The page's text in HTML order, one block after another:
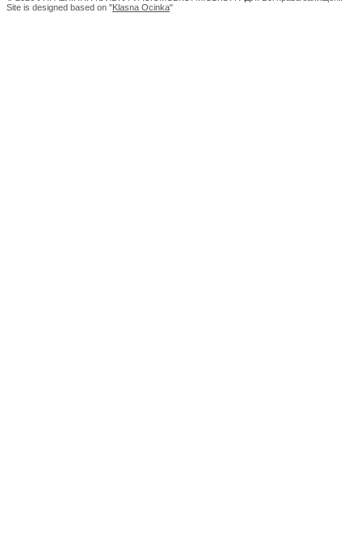
Site is designed based on "Klasna Ocinka"